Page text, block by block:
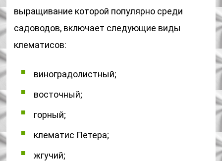
выращивание которой популярно среди
садоводов, включает следующие виды
клематисов:
виноградолистный;
восточный;
горный;
клематис Петера;
жгучий;